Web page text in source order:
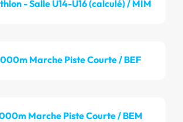
- Salle U14-U16 (calculé) / MIM
Marche Piste Courte / BEF
Marche Piste Courte / BEM